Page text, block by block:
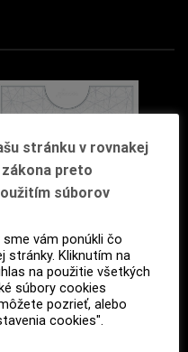
stránku v rovnakej
preto
súborov
vám ponúkli čo
stránky. Kliknutím na
na použitie všetkých
súbory cookies
pozrieť, alebo
cookies".